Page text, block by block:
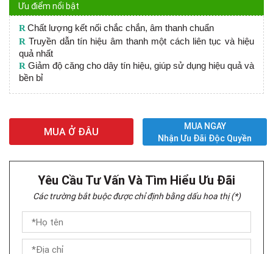
Ưu điểm nổi bật
RChất lượng kết nối chắc chắn, âm thanh chuẩn
R Truyền dẫn tín hiệu âm thanh một cách liên tục và hiệu
quả nhất
R Giảm độ căng cho dây tín hiệu, giúp sử dụng hiệu quả và
bền bỉ
MUA Ở ĐÂU
MUA NGAY
Nhận Ưu Đãi Độc Quyền
Yêu Cầu Tư Vấn Và Tìm Hiểu Ưu Đãi
Các trường bắt buộc được chỉ định bằng dấu hoa thị (*)